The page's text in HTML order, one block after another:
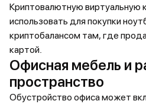
Криптовалютную виртуальную
использовать для покупки
криптобалансом там, где
картой.
Офисная мебель и
пространство
Обустройство офиса может